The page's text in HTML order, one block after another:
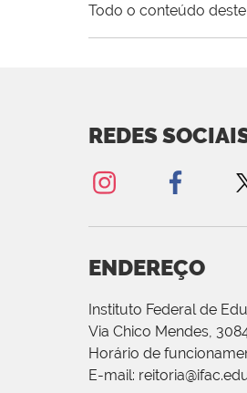
Todo o conteúdo
REDES
ENDEREÇO
Instituto Federal de
Via Chico Mendes,
Horário de
E-mail: